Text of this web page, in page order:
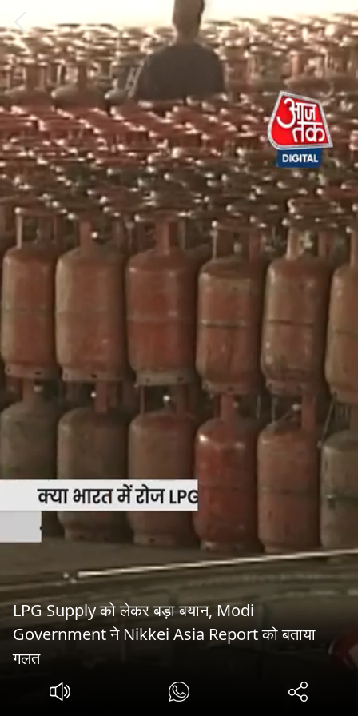
LPG Supply को लेकर बड़ा बयान, Modi
Government ने Nikkei Asia Report को बताया
गलत